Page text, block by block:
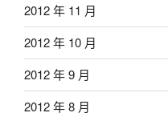
2012 年 11 月
2012 年 10 月
2012 年 9 月
2012 年 8 月